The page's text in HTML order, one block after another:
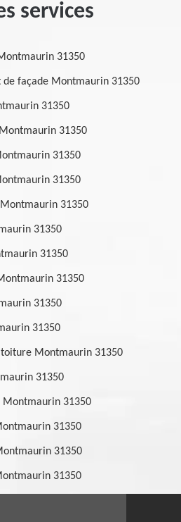
services
31350
façade Montmaurin 31350
31350
31350
31350
31350
31350
31350
31350
31350
31350
31350
Montmaurin 31350
31350
31350
31350
31350
31350